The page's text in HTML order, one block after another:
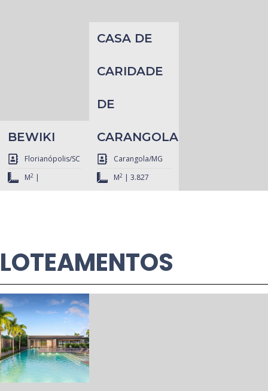
BEWIKI
Florianópolis/SC
M2 |
CASA DE
CARIDADE
DE
CARANGOLA
Carangola/MG
M2 | 3.827
LOTEAMENTOS